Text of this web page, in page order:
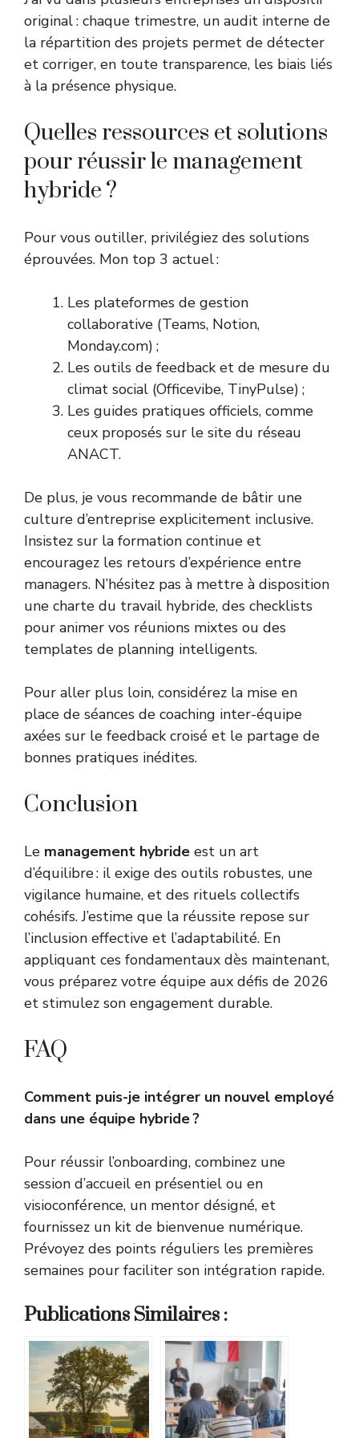
original : chaque trimestre, un audit interne de
la répartition des projets permet de détecter
et corriger, en toute transparence, les biais liés
à la présence physique.
Quelles ressources et solutions
pour réussir le management
hybride ?
Pour vous outiller, privilégiez des solutions
éprouvées. Mon top 3 actuel :
Les plateformes de gestion
collaborative (Teams, Notion,
Monday.com) ;
Les outils de feedback et de mesure du
climat social (Officevibe, TinyPulse) ;
Les guides pratiques officiels, comme
ceux proposés sur le site du réseau
ANACT.
De plus, je vous recommande de bâtir une
culture d’entreprise explicitement inclusive.
Insistez sur la formation continue et
encouragez les retours d’expérience entre
managers. N’hésitez pas à mettre à disposition
une charte du travail hybride, des checklists
pour animer vos réunions mixtes ou des
templates de planning intelligents.
Pour aller plus loin, considérez la mise en
place de séances de coaching inter-équipe
axées sur le feedback croisé et le partage de
bonnes pratiques inédites.
Conclusion
Le management hybride est un art
d’équilibre : il exige des outils robustes, une
vigilance humaine, et des rituels collectifs
cohésifs. J’estime que la réussite repose sur
l’inclusion effective et l’adaptabilité. En
appliquant ces fondamentaux dès maintenant,
vous préparez votre équipe aux défis de 2026
et stimulez son engagement durable.
FAQ
Comment puis-je intégrer un nouvel employé
dans une équipe hybride ?
Pour réussir l’onboarding, combinez une
session d’accueil en présentiel ou en
visioconférence, un mentor désigné, et
fournissez un kit de bienvenue numérique.
Prévoyez des points réguliers les premières
semaines pour faciliter son intégration rapide.
Publications Similaires :